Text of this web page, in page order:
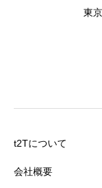
東
t2Tについて
会社概要